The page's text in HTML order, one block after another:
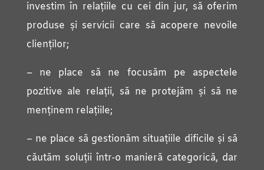
investim în relațiile cu cei din jur, să oferim
produse și servicii care să acopere nevoile
clienților;
– ne place să ne focusăm pe aspectele
pozitive ale relații, să ne protejăm și să ne
menținem relațiile;
– ne place să gestionăm situațiile dificile și să
căutăm soluții într-o manieră categorică, dar